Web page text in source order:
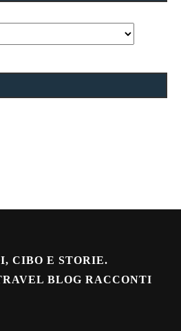
CIBO E STORIE.
BLOG RACCONTI